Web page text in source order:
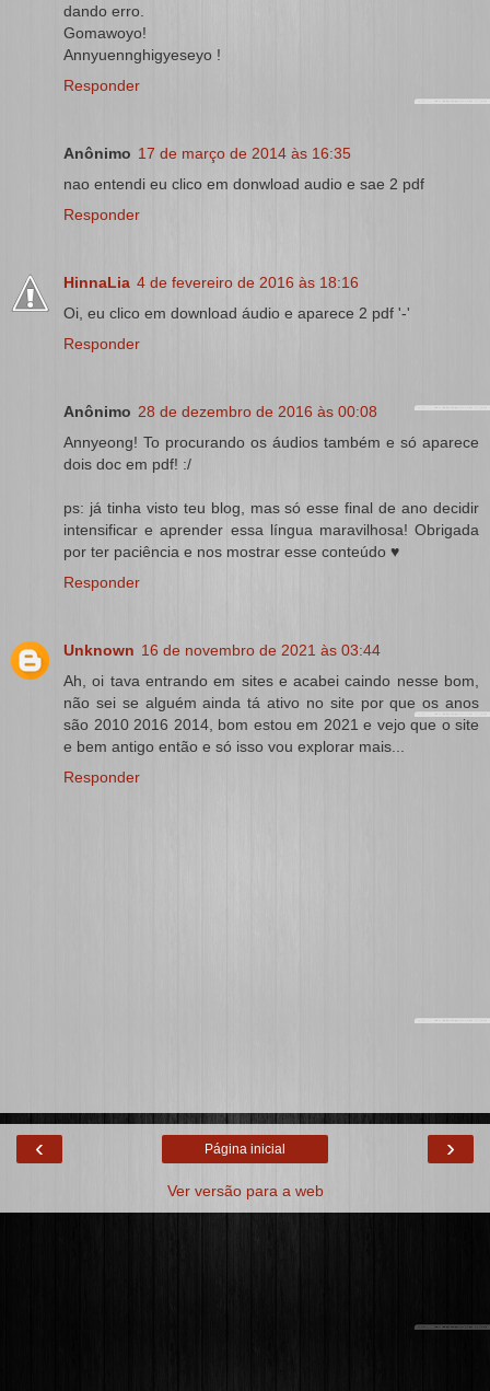
dando erro.
Gomawoyo!
Annyuennghigyeseyo !
Responder
Anônimo 17 de março de 2014 às 16:35
nao entendi eu clico em donwload audio e sae 2 pdf
Responder
HinnaLia 4 de fevereiro de 2016 às 18:16
Oi, eu clico em download áudio e aparece 2 pdf '-'
Responder
Anônimo 28 de dezembro de 2016 às 00:08
Annyeong! To procurando os áudios também e só aparece
dois doc em pdf! :/
ps: já tinha visto teu blog, mas só esse final de ano decidir
intensificar e aprender essa língua maravilhosa! Obrigada
por ter paciência e nos mostrar esse conteúdo ♥
Responder
Unknown 16 de novembro de 2021 às 03:44
Ah, oi tava entrando em sites e acabei caindo nesse bom,
não sei se alguém ainda tá ativo no site por que os anos
são 2010 2016 2014, bom estou em 2021 e vejo que o site
e bem antigo então e só isso vou explorar mais...
Responder
‹ ›
Página inicial
Ver versão para a web